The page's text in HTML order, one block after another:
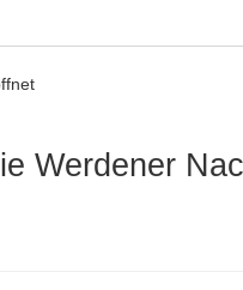
Werdener